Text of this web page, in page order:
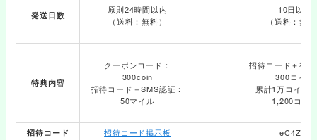
発送日数
原則24時間以内
（送料：無料）
10日以内
（送料：無
特典内容
クーポンコード：
300coin
招待コード＋SMS認証：
50マイル
招待コード＋初
300コイン
累計1万コイン
1,200コイ
招待コード 招待コード掲示板 eC4Zdp